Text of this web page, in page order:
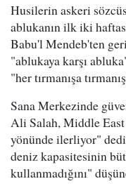
Husilerin askeri
ablukanın ilk iki
Babu'l Mendeb'ten
"ablukaya karşı
"her tırmanışa
Sana Merkezinde
Ali Salah, Middle East
yönünde ilerliyor"
deniz kapasitesinin
kullanmadığını"